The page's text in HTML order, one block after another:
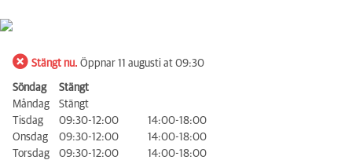
Stängt nu. Öppnar 11 augusti at 09:30
Söndag
Stängt
Måndag
Stängt
Tisdag
09:30-12:00
14:00-18:00
Onsdag
09:30-12:00
14:00-18:00
Torsdag
09:30-12:00
14:00-18:00